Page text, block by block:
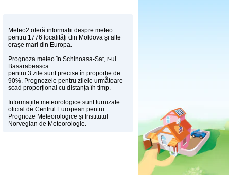
Meteo2 oferă informații despre meteo
pentru 1776 localități din Moldova și alte
orașe mari din Europa.
Prognoza meteo în Schinoasa-Sat, r-ul
Basarabeasca
pentru 3 zile sunt precise în proporție de
90%. Prognozele pentru zilele următoare
scad proporțional cu distanța în timp.
Informațiile meteorologice sunt furnizate
oficial de Centrul European pentru
Prognoze Meteorologice și Institutul
Norvegian de Meteorologie.